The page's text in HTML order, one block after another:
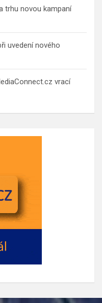
trhu novou kampaní
uvedení nového
vrací